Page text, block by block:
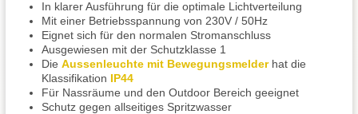
In klarer Ausführung für die optimale Lichtverteilung
Mit einer Betriebsspannung von 230V / 50Hz
Eignet sich für den normalen Stromanschluss
Ausgewiesen mit der Schutzklasse 1
Die Aussenleuchte mit Bewegungsmelderhat die
Klassifikation IP44
Für Nassräume und den Outdoor Bereich geeignet
Schutz gegen allseitiges Spritzwasser